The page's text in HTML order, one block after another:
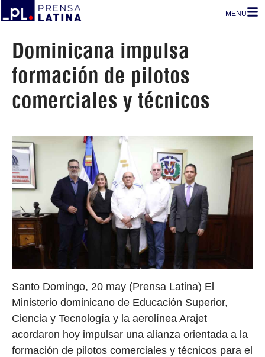
MENU
Dominicana impulsa
formación de pilotos
comerciales y técnicos
Santo Domingo, 20 may (Prensa Latina) El
Ministerio dominicano de Educación Superior,
Ciencia y Tecnología y la aerolínea Arajet
acordaron hoy impulsar una alianza orientada a la
formación de pilotos comerciales y técnicos para el